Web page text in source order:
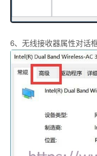
6、无线接收器属性对话